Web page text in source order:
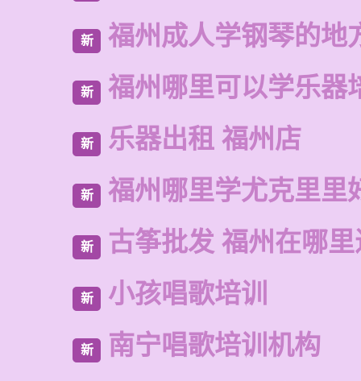
新 福州成人学钢琴的地
新 福州哪里可以学乐器
新 乐器出租 福州店
新 福州哪里学尤克里里
新 古筝批发 福州在哪
新 小孩唱歌培训
新 南宁唱歌培训机构